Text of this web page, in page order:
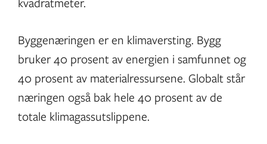
Byggenæringen er en klimaversting. Bygg
bruker 40 prosent av energien i samfunnet og
40 prosent av materialressursene. Globalt står
næringen også bak hele 40 prosent av de
totale klimagassutslippene.